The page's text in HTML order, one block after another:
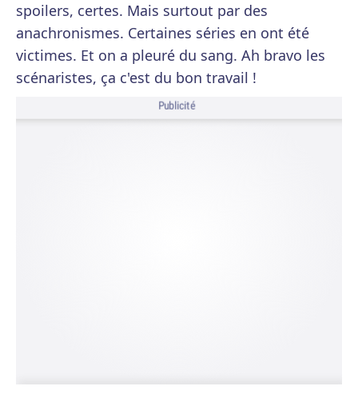
spoilers, certes. Mais surtout par des
anachronismes. Certaines séries en ont été
victimes. Et on a pleuré du sang. Ah bravo les
scénaristes, ça c'est du bon travail !
Publicité